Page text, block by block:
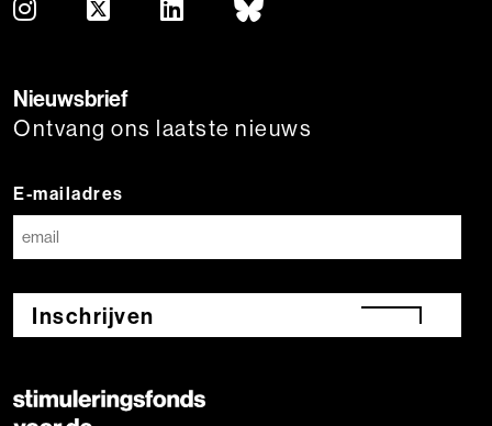
Nieuwsbrief
Ontvang ons laatste nieuws
E-mailadres
Inschrijven